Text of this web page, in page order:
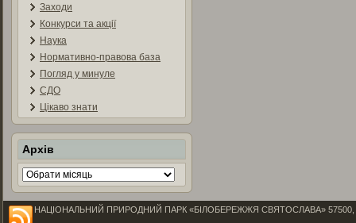
Заходи
Конкурси та акції
Наука
Нормативно-правова база
Погляд у минуле
СДО
Цікаво знати
Архів
Архів
НАЦІОНАЛЬНИЙ ПРИРОДНИЙ ПАРК «БІЛОБЕРЕЖЖЯ СВЯТОСЛАВА» 57500,